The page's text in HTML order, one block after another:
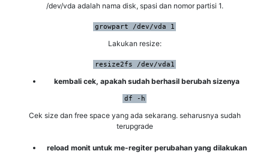
/dev/vda adalah nama disk, spasi dan nomor partisi 1.
growpart /dev/vda 1
Lakukan resize:
resize2fs /dev/vda1
kembali cek, apakah sudah berhasil berubah sizenya
df -h
Cek size dan free space yang ada sekarang. seharusnya sudah
terupgrade
reload monit untuk me-regiter perubahan yang dilakukan